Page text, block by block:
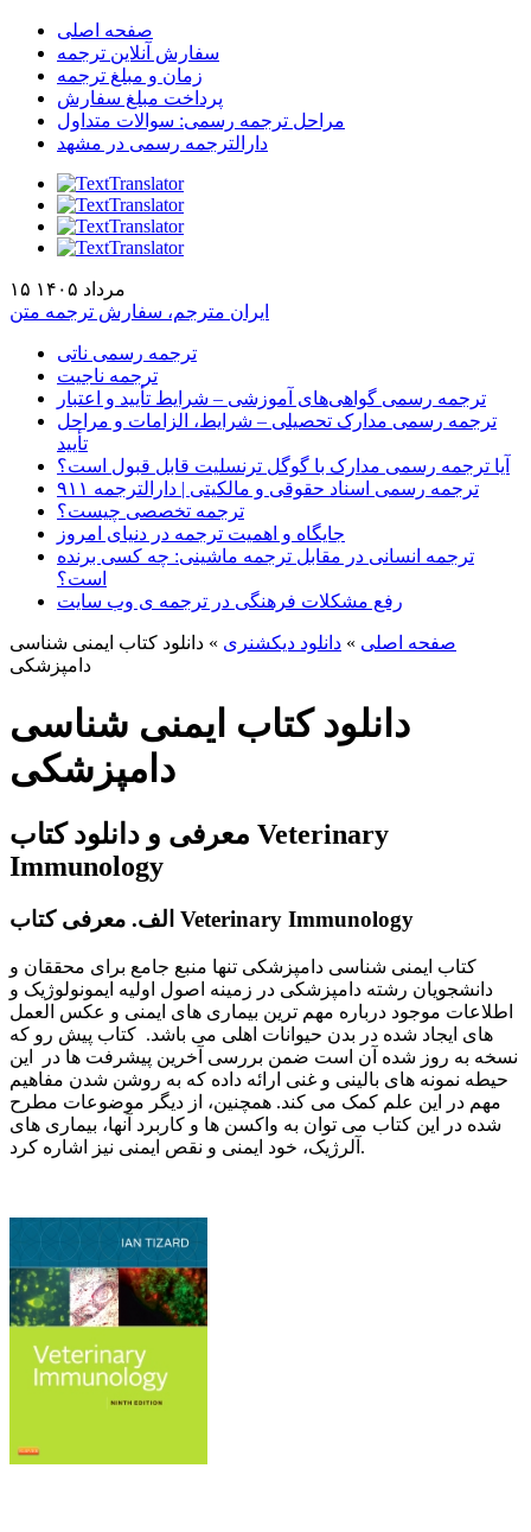
صفحه اصلی
سفارش آنلاین ترجمه
زمان و مبلغ ترجمه
پرداخت مبلغ سفارش
مراحل ترجمه رسمی: سوالات متداول
دارالترجمه رسمی در مشهد
۱۵ مرداد ۱۴۰۵
ایران مترجم، سفارش ترجمه متن
ترجمه رسمی ناتی
ترجمه ناجیت
ترجمه رسمی گواهی‌های آموزشی – شرایط تأیید و اعتبار
ترجمه رسمی مدارک تحصیلی – شرایط، الزامات و مراحل
تأیید
آیا ترجمه رسمی مدارک با گوگل ترنسلیت قابل قبول است؟
ترجمه رسمی اسناد حقوقی و مالکیتی | دارالترجمه ۹۱۱
ترجمه تخصصی چیست؟
جایگاه و اهمیت ترجمه در دنیای امروز
ترجمه انسانی در مقابل ترجمه ماشینی: چه کسی برنده
است؟
رفع مشکلات فرهنگی در ترجمه ی وب سایت
صفحه اصلی » دانلود دیکشنری » دانلود کتاب ایمنی شناسی
دامپزشکی
دانلود کتاب ایمنی شناسی
دامپزشکی
معرفی و دانلود کتاب Veterinary
Immunology
الف. معرفی کتاب Veterinary Immunology
کتاب ایمنی شناسی دامپزشکی تنها منبع جامع برای محققان و
دانشجویان رشته دامپزشکی در زمینه اصول اولیه ایمونولوژیک و
اطلاعات موجود درباره مهم ترین بیماری های ایمنی و عکس العمل
های ایجاد شده در بدن حیوانات اهلی می باشد. کتاب پیش رو که
نسخه به روز شده آن است ضمن بررسی آخرین پیشرفت ها در این
حیطه نمونه های بالینی و غنی ارائه داده که به روشن شدن مفاهیم
مهم در این علم کمک می کند. همچنین، از دیگر موضوعات مطرح
شده در این کتاب می توان به واکسن ها و کاربرد آنها، بیماری های
آلرژیک، خود ایمنی و نقص ایمنی نیز اشاره کرد.